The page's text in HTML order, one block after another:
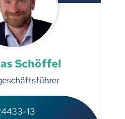
Schöffel
13